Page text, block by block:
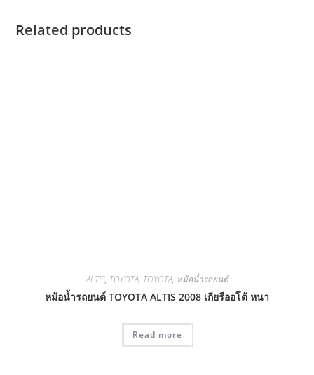
Related products
ALTIS, TOYOTA, TOYOTA, หม้อน้ำรถยนต์
หม้อน้ำรถยนต์ TOYOTA ALTIS 2008 เกียรืออโต้ หนา
Read more